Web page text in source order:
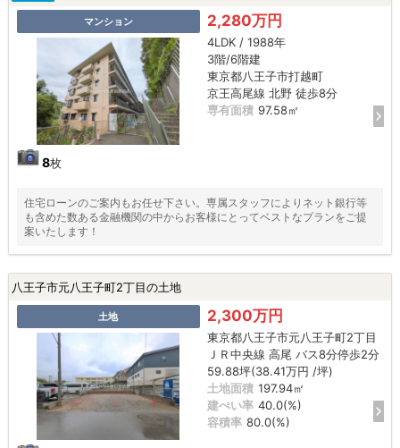
マンション
8枚
2,280万円
4LDK / 1988年
3階/6階建
東京都八王子市打越町
京王高尾線 北野 徒歩8分
専有面積 97.58㎡
住宅ローンのご案内もお任せ下さい。専属スタッフによりネット銀行等
も含めた数ある金融機関の中からお客様にとってベストなプランをご提
案いたします！
八王子市元八王子町2丁目の土地
土地 2,300万円
東京都八王子市元八王子町2丁目
ＪＲ中央線 高尾 バス8分停歩2分
59.88坪(38.41万円 /坪)
土地面積 197.94㎡
建ぺい率 40.0(%)
容積率 80.0(%)